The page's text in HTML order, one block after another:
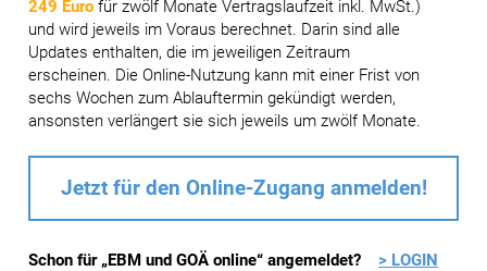
249 Euro für zwölf Monate Vertragslaufzeit inkl. MwSt.)
und wird jeweils im Voraus berechnet. Darin sind alle
Updates enthalten, die im jeweiligen Zeitraum
erscheinen. Die Online-Nutzung kann mit einer Frist von
sechs Wochen zum Ablauftermin gekündigt werden,
ansonsten verlängert sie sich jeweils um zwölf Monate.
Jetzt für den Online-Zugang anmelden!
Schon für „EBM und GOÄ online“ angemeldet? > LOGIN